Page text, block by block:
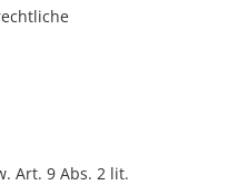
Art. 9 Abs. 2 lit.